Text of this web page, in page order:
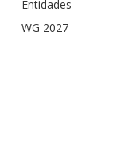
Entidades
WG 2027